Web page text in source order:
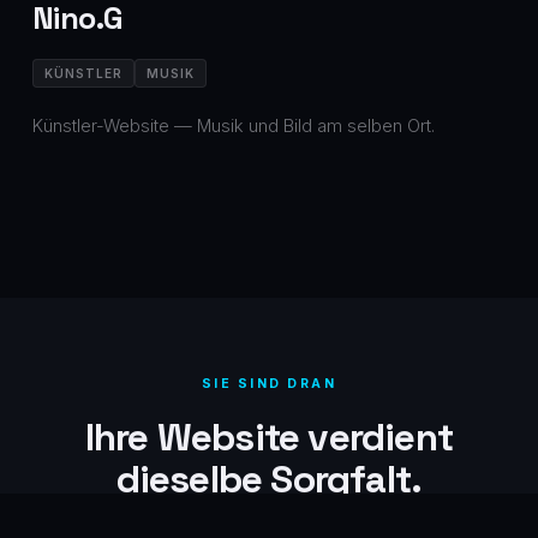
Nino.G
KÜNSTLER MUSIK
Künstler-Website — Musik und Bild am selben Ort.
SIE SIND DRAN
Ihre Website verdient
dieselbe Sorgfalt.